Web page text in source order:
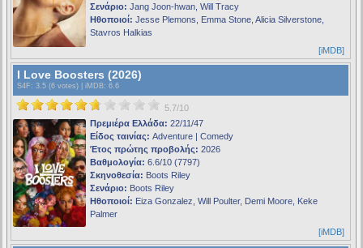
Σενάριο: Jang Joon-hwan, Will Tracy
Ηθοποιοί: Jesse Plemons, Emma Stone, Alicia Silverstone,
Stavros Halkias
[iMDB]
I Love Boosters (2026)
S4F : 3.5 (6 votes) | iMDB: 6.6
5.7/10
Πρεμιέρα Ελλάδα: 22/11/47
Είδος ταινίας: Adventure | Comedy
Έτος πρώτης προβολής: 2026
Βαθμολογία: 6.6/10 (7797)
Σκηνοθεσία: Boots Riley
Σενάριο: Boots Riley
Ηθοποιοί: Eiza Gonzalez, Will Poulter, Demi Moore, Keke
Palmer
[iMDB]